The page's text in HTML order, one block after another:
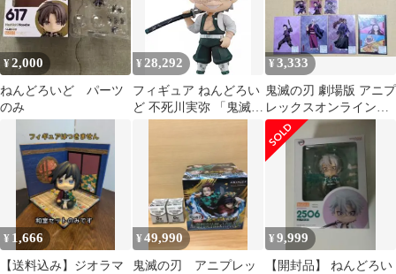
¥2,000
ねんどろいど パーツ
のみ
¥28,292
フィギュア ねんどろい
ど 不死川実弥 「鬼滅の
¥3,333
鬼滅の刃 劇場版 アニプ
レックスオンラインく
じ C賞 D賞 E賞 F賞特
典
¥ 1,666
【送料込み】ジオラマ
¥49,990
鬼滅の刃 アニプレッ
¥9,999
【開封品】 ねんどろい